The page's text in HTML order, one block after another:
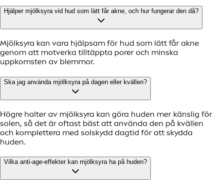
Hjälper mjölksyra vid hud som lätt får akne, och hur fungerar den då?
Mjölksyra kan vara hjälpsam för hud som lätt får akne
genom att motverka tilltäppta porer och minska
uppkomsten av blemmor.
Ska jag använda mjölksyra på dagen eller kvällen?
Högre halter av mjölksyra kan göra huden mer känslig för
solen, så det är oftast bäst att använda den på kvällen
och komplettera med solskydd dagtid för att skydda
huden.
Vilka anti-age-effekter kan mjölksyra ha på huden?